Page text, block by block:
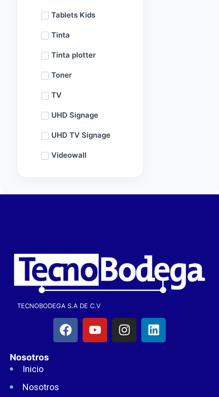
Tablets Kids
Tinta
Tinta plotter
Toner
TV
UHD Signage
UHD TV Signage
Videowall
TECNOBODEGA S.A DE C.V
Nosotros
Inicio
Nosotros